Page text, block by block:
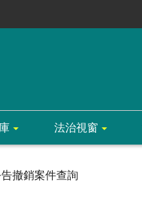
法治視窗
撤銷案件查詢